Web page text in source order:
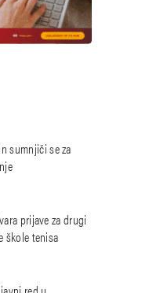
sumnjiči se za
prijave za drugi
škole tenisa